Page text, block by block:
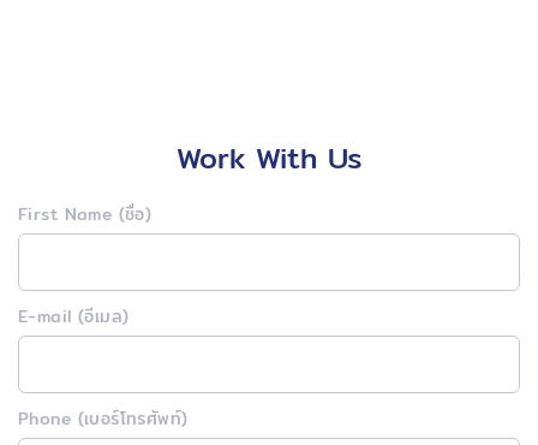
Work With Us
First Name (ชื่อ)
E-mail (อีเมล)
Phone (เบอร์โทรศัพท์)